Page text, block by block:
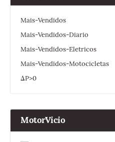
Mais-Vendidos
Mais-Vendidos-Diario
Mais-Vendidos-Eletricos
Mais-Vendidos-Motocicletas
ΔP>0
MotorVicio